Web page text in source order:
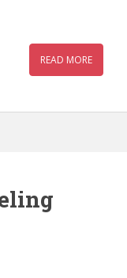
READ MORE